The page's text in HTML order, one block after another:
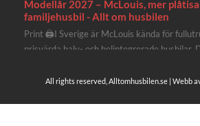
Modellår 2027 – McLouis, mer
familjehusbil - Allt om husbilen
Print 🖨I Sverige är McLouis kända för
prisvärda halv- och helintegrerade husbilar.
plåtisutbud lite extra kärlek med hela 3 nya
All rights reserved, Alltomhusbilen.se | Webb